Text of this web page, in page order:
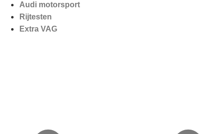
Audi motorsport
Rijtesten
Extra VAG